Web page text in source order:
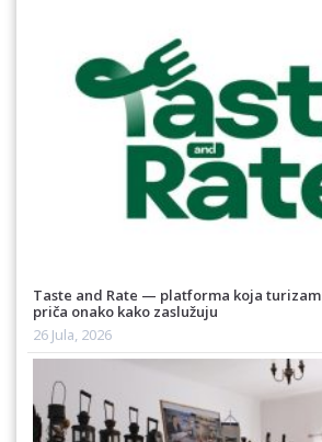
Taste and Rate — platforma koja
priča onako kako zaslužuju
26 Jula, 2026